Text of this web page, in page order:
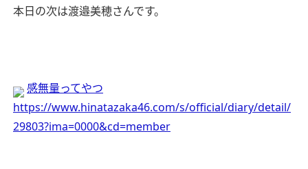
本日の次は渡邉美穂さんです。
感無量ってやつ
https://www.hinatazaka46.com/s/official/diary/detail/
29803?ima=0000&cd=member